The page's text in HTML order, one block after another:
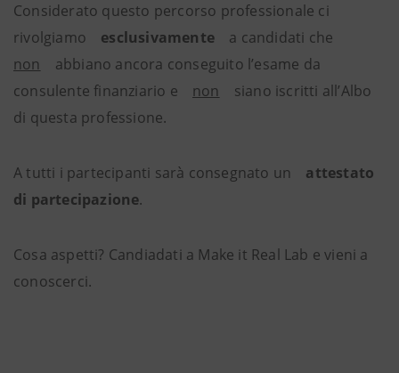
Considerato questo percorso professionale ci
rivolgiamo esclusivamente a candidati che
non
abbiano ancora conseguito l’esame da
consulente finanziario e non
siano iscritti all’Albo
di questa professione.
A tutti i partecipanti sarà consegnato un attestato
di partecipazione.
Cosa aspetti? Candiadati a Make it Real Lab e vieni a
conoscerci.